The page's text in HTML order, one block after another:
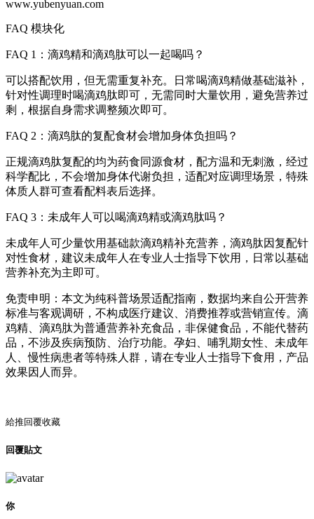
www.yubenyuan.com
FAQ 模块化
FAQ 1：滴鸡精和滴鸡肽可以一起喝吗？
可以搭配饮用，但无需重复补充。日常喝滴鸡精做基础滋补，
针对性调理时喝滴鸡肽即可，无需同时大量饮用，避免营养过
剩，根据自身需求调整频次即可。
FAQ 2：滴鸡肽的复配食材会增加身体负担吗？
正规滴鸡肽复配的均为药食同源食材，配方温和无刺激，经过
科学配比，不会增加身体代谢负担，适配对应调理场景，特殊
体质人群可查看配料表后选择。
FAQ 3：未成年人可以喝滴鸡精或滴鸡肽吗？
未成年人可少量饮用基础款滴鸡精补充营养，滴鸡肽因复配针
对性食材，建议未成年人在专业人士指导下饮用，日常以基础
营养补充为主即可。
免责申明：本文为纯科普场景适配指南，数据均来自公开营养
标准与客观调研，不构成医疗建议、消费推荐或营销宣传。滴
鸡精、滴鸡肽为普通营养补充食品，非保健食品，不能代替药
品，不涉及疾病预防、治疗功能。孕妇、哺乳期女性、未成年
人、慢性病患者等特殊人群，请在专业人士指导下食用，产品
效果因人而异。
給推回覆收藏
回覆貼文
你